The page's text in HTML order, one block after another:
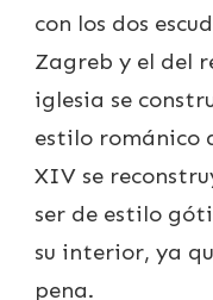
con los dos
Zagreb y el del
iglesia se
estilo románico
XIV se
ser de estilo
su interior, ya
pena.